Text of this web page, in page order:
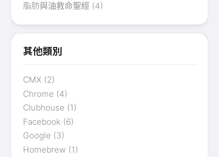
脂肪與油救命聖經 (4)
其他類別
CMX (2)
Chrome (4)
Clubhouse (1)
Facebook (6)
Google (3)
Homebrew (1)